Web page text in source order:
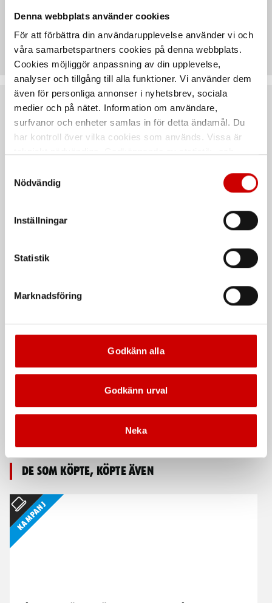
Denna webbplats använder cookies
För att förbättra din användarupplevelse använder vi och
våra samarbetspartners cookies på denna webbplats.
Cookies möjliggör anpassning av din upplevelse,
analyser och tillgång till alla funktioner. Vi använder dem
även för personliga annonser i nyhetsbrev, sociala
medier och på nätet. Information om användare,
surfvanor och enheter samlas in för detta ändamål. Du
har kontroll över vilka cookies som används. Vissa är
länder utanför EU med olika dataskyddsnormer. Genom
att godkänna samtycker du till sådana överföringar. Läs
Nödvändig
Inställningar
Statistik
Marknadsföring
Godkänn alla
Godkänn urval
Neka
Teknisk data
Rekommenderat baserat på vald produkt
Premium Power
Mutterdragare DSS 1" P
Mutterdragare DSS 1/2"
Mutterdragare DSS 3/4"
De som köpte, köpte även
Kampanj